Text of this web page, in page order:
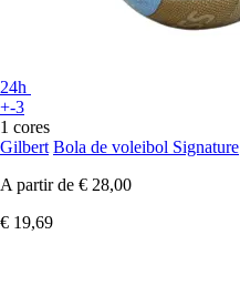
24h
+-3
1 cores
Gilbert Bola de voleibol Signature
A partir de € 28,00
€ 19,69